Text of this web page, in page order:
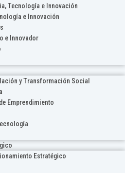
Tecnología e Innovación
e Innovación
e Innovador
y Transformación Social
Emprendimiento
Estratégico